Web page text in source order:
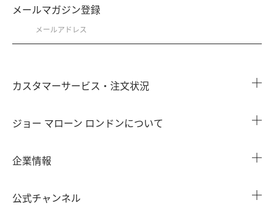
メールマガジン登録
カスタマーサービス・注文状況
会員情報
注文履歴
ジョー マローン ロンドンについて
カウンターサービス予約
企業情報
公式チャンネル